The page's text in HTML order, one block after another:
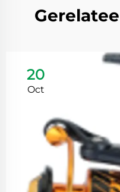
20
Oct